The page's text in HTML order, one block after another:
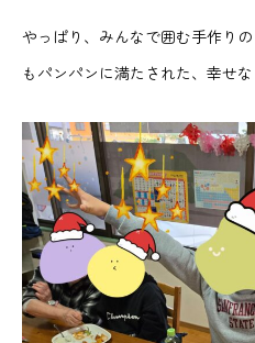
やっぱり、みんなで囲む手作り
もパンパンに満たされた、幸せ